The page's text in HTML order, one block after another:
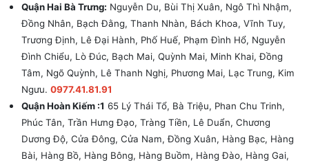
Quận Hai Bà Trưng: Nguyễn Du, Bùi Thị Xuân, Ngô Thì Nhậm,
Đồng Nhân, Bạch Đằng, Thanh Nhàn, Bách Khoa, Vĩnh Tuy,
Trương Định, Lê Đại Hành, Phố Huế, Phạm Đình Hổ, Nguyễn
Đình Chiểu, Lò Đúc, Bạch Mai, Quỳnh Mai, Minh Khai, Đồng
Tâm, Ngõ Quỳnh, Lê Thanh Nghị, Phương Mai, Lạc Trung, Kim
Ngưu. 0977.41.81.91
Quận Hoàn Kiếm :1 65 Lý Thái Tổ, Bà Triệu, Phan Chu Trinh,
Phúc Tân, Trần Hưng Đạo, Tràng Tiền, Lê Duẩn, Chương
Dương Độ, Cửa Đông, Cửa Nam, Đồng Xuân, Hàng Bạc, Hàng
Bài, Hàng Bồ, Hàng Bông, Hàng Buồm, Hàng Đào, Hàng Gai,